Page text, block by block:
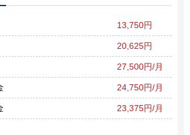
13,750円
20,625円
27,500円/月
24,750円/月
23,375円/月